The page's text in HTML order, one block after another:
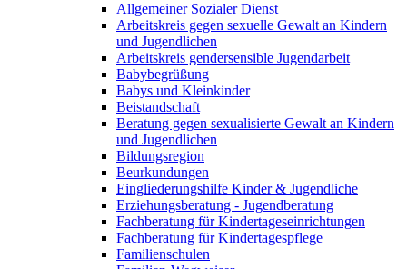
Allgemeiner Sozialer Dienst
Arbeitskreis gegen sexuelle Gewalt an Kindern
und Jugendlichen
Arbeitskreis gendersensible Jugendarbeit
Babybegrüßung
Babys und Kleinkinder
Beistandschaft
Beratung gegen sexualisierte Gewalt an Kindern
und Jugendlichen
Bildungsregion
Beurkundungen
Eingliederungshilfe Kinder & Jugendliche
Erziehungsberatung - Jugendberatung
Fachberatung für Kindertageseinrichtungen
Fachberatung für Kindertagespflege
Familienschulen